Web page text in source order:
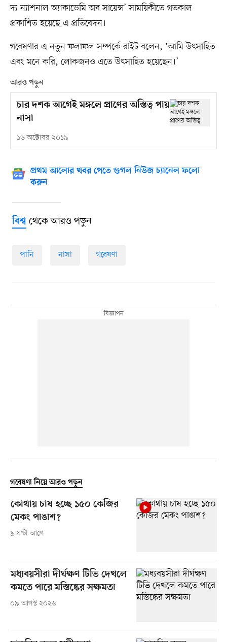
দ্য ন্যাশনাল অ্যাকাডেমি অব সায়েন্স’ সাময়িকীতে গতকাল
প্রকাশিত হয়েছে এ প্রতিবেদন।
গবেষণার এ নতুন ফলাফল সম্পর্কে রাইট বলেন, ‘আমি উৎসাহিত
এবং মনে করি, লোকজনও এতে উৎসাহিত হয়েছেন।’
আরও পড়ুন
চার দশক আগেই মঙ্গলে প্রাণের অস্তিত্ব পায়
নাসা
১৬ অক্টোবর ২০১৯
প্রথম আলোর খবর পেতে গুগল নিউজ চ্যানেল ফলো
করুন
বিশ্বথেকে আরও পড়ুন
পানি নাসা গবেষণা
গবেষণা নিয়ে আরও পড়ুন
কোথায় চাষ হচ্ছে ১৫০ কেজির
মেকং পাঙাশ?
৯ ঘণ্টা আগে
মধ্যবয়সীরা দীর্ঘক্ষণ টিভি দেখলে
কমতে পারে মস্তিষ্কের সক্ষমতা
০৯ আগস্ট ২০২৬